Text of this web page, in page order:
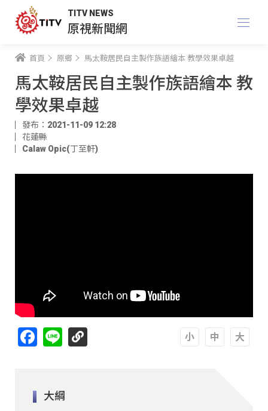
TITV NEWS
原視新聞網
首頁 原鄉 馬太鞍居民自主製作族語繪本 教學效果卓越
馬太鞍居民自主製作族語繪本 教
學效果卓越
發布：2021-11-09 12:28
花蓮縣
Calaw Opic(丁至軒)
Facebook
Line
大綱